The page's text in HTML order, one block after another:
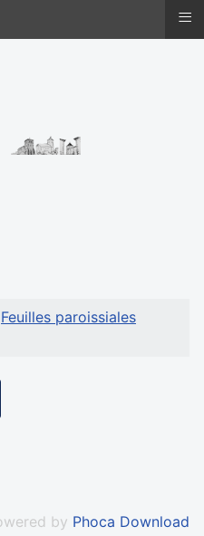
Feuilles paroissiales
by Phoca Download
≡